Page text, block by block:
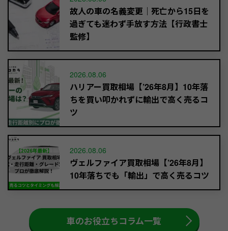
故人の車の名義変更｜死亡から15日を
過ぎても迷わず手放す方法【行政書士
監修】
2026.08.06
ハリアー買取相場【’26年8月】10年落
ちを買い叩かれずに輸出で高く売るコ
ツ
2026.08.06
ヴェルファイア買取相場【’26年8月】
10年落ちでも「輸出」で高く売るコツ
車のお役立ちコラム一覧